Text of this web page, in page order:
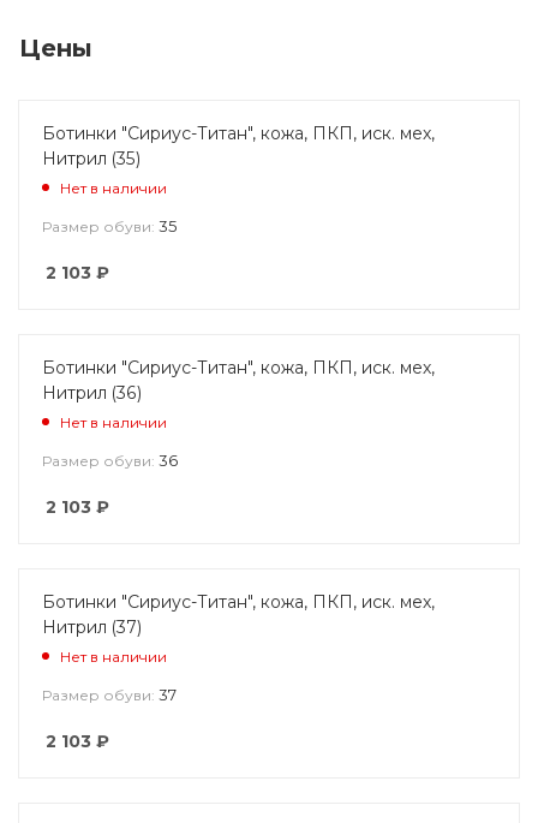
Цены
Ботинки "Сириус-Титан", кожа, ПКП, иск. мех,
Нитрил (35)
Нет в наличии
Размер обуви: 35
2 103 ₽
Ботинки "Сириус-Титан", кожа, ПКП, иск. мех,
Нитрил (36)
Нет в наличии
Размер обуви: 36
2 103 ₽
Ботинки "Сириус-Титан", кожа, ПКП, иск. мех,
Нитрил (37)
Нет в наличии
Размер обуви: 37
2 103 ₽